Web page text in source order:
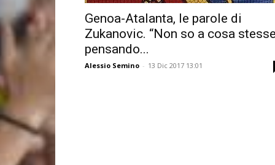
Genoa-Atalanta, le parole di
Zukanovic. “Non so a cosa
pensando...
Alessio Semino - 13 Dic 2017 13:01